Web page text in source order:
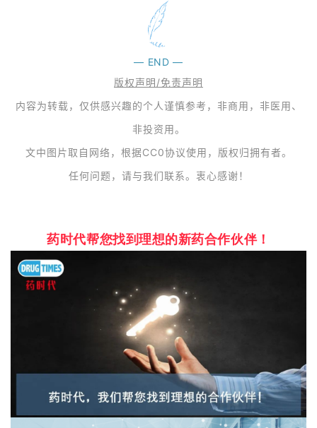
— END —
版权声明/免责声明
内容为转载，仅供感兴趣的个人谨慎参考，非商用，非医用、
非投资用。
文中图片取自网络，根据CC0协议使用，版权归拥有者。
任何问题，请与我们联系。衷心感谢！
药时代帮您找到理想的新药合作伙伴！